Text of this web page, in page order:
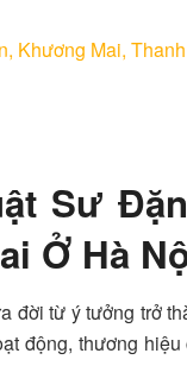
Khương Mai,
Sư
Ở Hà
đời từ ý tưởng trở
động, thương